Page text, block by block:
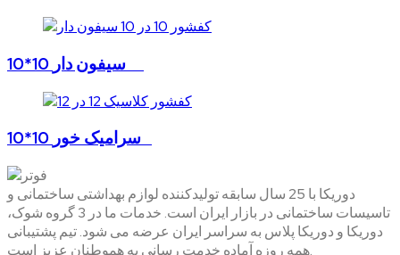
دوریکا با 25 سال سابقه تولیدکننده لوازم بهداشتی ساختمانی و
تاسیسات ساختمانی در بازار ایران است. خدمات ما در 3 گروه شوک،
دوریکا و دوریکا پلاس به سراسر ایران عرضه می شود. تیم پشتیبانی
همه روزه آماده خدمت رسانی به هموطنان عزیز است.